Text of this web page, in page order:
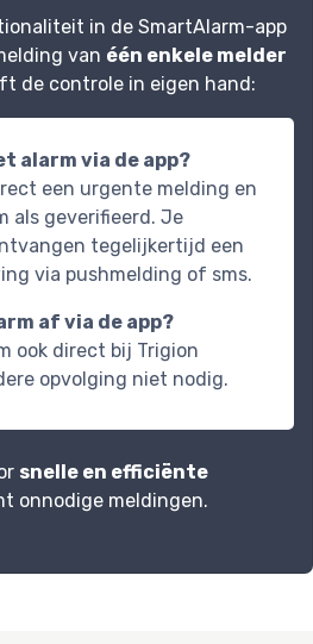
in de SmartAlarm-app
van één enkele melder
de controle in eigen hand:
alarm via de app?
een urgente melding en
als geverifieerd. Je
tegelijkertijd een
via pushmelding of sms.
af via de app?
ook direct bij Trigion
opvolging niet nodig.
snelle en efficiënte
onnodige meldingen.